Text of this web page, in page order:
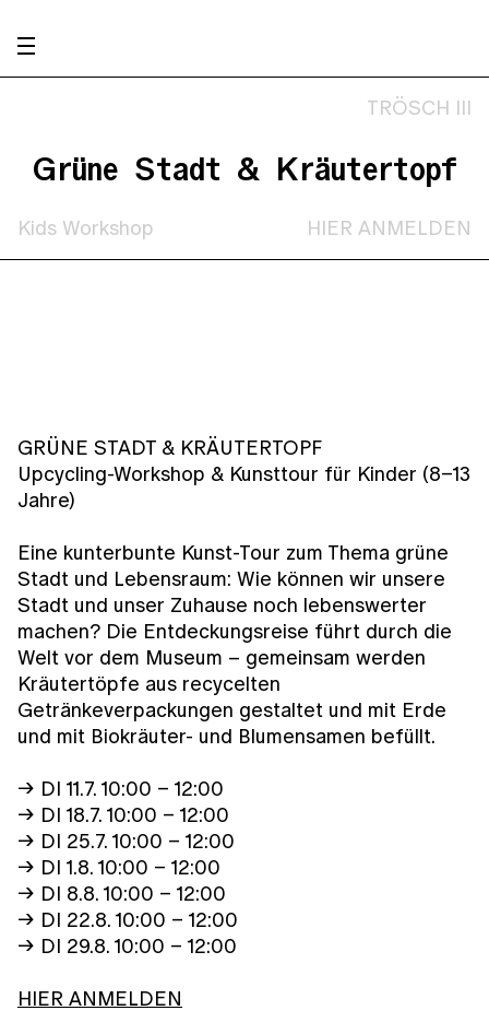
TRÖSCH III
Grüne Stadt & Kräutertopf
Kids Workshop HIER ANMELDEN
GRÜNE STADT & KRÄUTERTOPF
Upcycling-Workshop & Kunsttour für Kinder (8–13
Jahre)
Eine kunterbunte Kunst-Tour zum Thema grüne
Stadt und Lebensraum: Wie können wir unsere
Stadt und unser Zuhause noch lebenswerter
machen? Die Entdeckungsreise führt durch die
Welt vor dem Museum – gemeinsam werden
Kräutertöpfe aus recycelten
Getränkeverpackungen gestaltet und mit Erde
und mit Biokräuter- und Blumensamen befüllt.
→ DI 11.7. 10:00 – 12:00
→ DI 18.7. 10:00 – 12:00
→ DI 25.7. 10:00 – 12:00
→ DI 1.8. 10:00 – 12:00
→ DI 8.8. 10:00 – 12:00
→ DI 22.8. 10:00 – 12:00
→ DI 29.8. 10:00 – 12:00
HIER ANMELDEN